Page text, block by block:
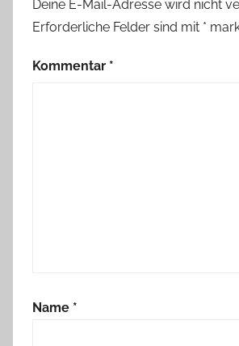
Deine E-Mail-Adresse wird nicht
Erforderliche Felder sind mit *
Kommentar *
Name *